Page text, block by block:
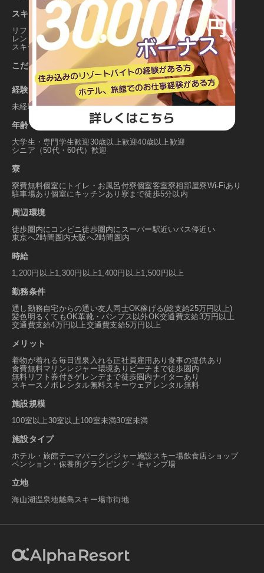
スキー場
リフト係 チケット販売 パトロールインストラクターキッズパーク
レンタル・ショップゲレンデレストランインフォメーション
スキー場その他
こだわり条件から探す
経験
未経験者歓迎英語力が活かせる接客業経験者歓迎
年齢
大学生・専門学生歓迎30歳以上歓迎40歳以上歓迎
シニア（50代・60代）歓迎
寮
寮費無料個室にトイレ・お風呂付寮個室客室寮相部屋寮Wi-Fiあり
駐車場あり個室にキッチンあり 寮まで徒歩5分以内
周辺環境
徒歩圏内にコンビニ徒歩圏内にスーパー駅近いバス停近い
東京へ2時間圏内大阪へ2時間圏内
時給
1,200円以上1,300円以上1,400円以上1,500円以上
勤務条件
通し勤務自宅からの通い友人同士OK稼げる(総支給25万円以上)
髪色明るくてもOK革靴・パンプス以外OK交通費支給3万円以上
交通費支給4万円以上交通費支給5万円以上
メリット
着物が着れる毎日温泉入れる正社員雇用あり食事の提供あり
食費無料マリンレジャー環境あり ビーチまで徒歩圏内
無料リフト券付きゲレンデまで徒歩圏内ナイターあり
スキースノボレンタル無料スキーウェアレンタル無料
施設規模
100室以上30室以上100室未満30室未満
施設タイプ
ホテル・旅館テーマパーク レジャー施設 スキー場飲食店ショップ
ペンション・保養所グランピング・キャンプ場
立地
海山湖温泉地離島スキー場市街地